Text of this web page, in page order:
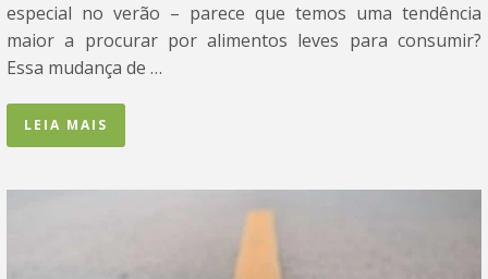
especial no verão – parece que temos uma tendência
maior a procurar por alimentos leves para consumir?
Essa mudança de …
LEIA MAIS